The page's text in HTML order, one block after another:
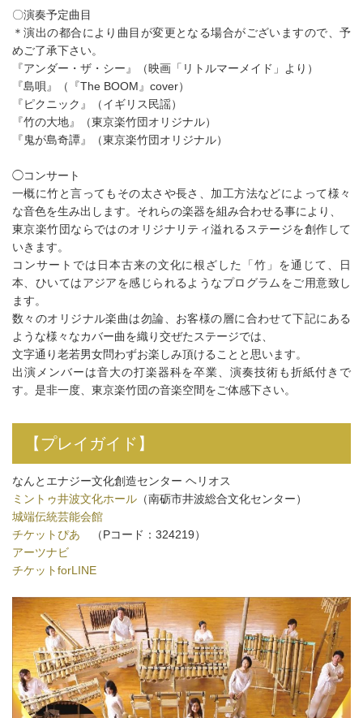
〇演奏予定曲目
＊演出の都合により曲目が変更となる場合がございますので、予
めご了承下さい。
『アンダー・ザ・シー』（映画「リトルマーメイド」より）
『島唄』（『The BOOM』cover）
『ピクニック』（イギリス民謡）
『竹の大地』（東京楽竹団オリジナル）
『鬼が島奇譚』（東京楽竹団オリジナル）
◯コンサート
一概に竹と言ってもその太さや長さ、加工方法などによって様々
な音色を生み出します。それらの楽器を組み合わせる事により、
東京楽竹団ならではのオリジナリティ溢れるステージを創作して
いきます。
コンサートでは日本古来の文化に根ざした「竹」を通じて、日
本、ひいてはアジアを感じられるようなプログラムをご用意致し
ます。
数々のオリジナル楽曲は勿論、お客様の層に合わせて下記にある
ような様々なカバー曲を織り交ぜたステージでは、
文字通り老若男女問わずお楽しみ頂けることと思います。
出演メンバーは音大の打楽器科を卒業、演奏技術も折紙付きで
す。是非一度、東京楽竹団の音楽空間をご体感下さい。
【プレイガイド】
なんとエナジー文化創造センター ヘリオス
ミントゥ井波文化ホール （南砺市井波総合文化センター）
城端伝統芸能会館
チケットぴあ （Pコード： 324219）
アーツナビ
チケットforLINE